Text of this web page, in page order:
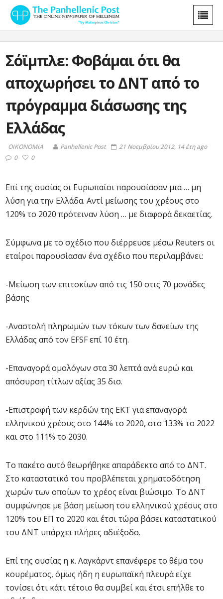
Σόϊμπλε: Φοβάμαι ότι θα
αποχωρήσει το ΔΝΤ από το
πρόγραμμα διάσωσης της
Ελλάδας
ΟΙΚΟΝΟΜΙΑ Panhellenic Post
21 Νοεμβρίου 2012, 14 έτη ago
0
0
Επί της ουσίας οι Ευρωπαίοι παρουσίασαν μια … μη
λύση για την Ελλάδα. Αντί μείωσης του χρέους στο
120% το 2020 πρότειναν λύση … με διαφορά δεκαετίας.
Σύμφωνα με το σχέδιο που διέρρευσε μέσω Reuters οι
εταίροι παρουσίασαν ένα σχέδιο που περιλαμβάνει:
-Μείωση των επιτοκίων από τις 150 στις 70 μονάδες
βάσης
-Αναστολή πληρωμών των τόκων των δανείων της
Ελλάδας από τον EFSF επί 10 έτη.
-Επαναγορά ομολόγων στα 30 λεπτά ανά ευρώ και
απόσυρση τίτλων αξίας 35 δισ.
-Επιστροφή των κερδών της ΕΚΤ για επαναγορά
ελληνικού χρέους στο 144% το 2020, στο 133% το 2022
και στο 111% το 2030.
Το πακέτο αυτό θεωρήθηκε απαράδεκτο από το ΔΝΤ.
Στο καταστατικό του προβλέπεται χρηματοδότηση
χωρών των οποίων το χρέος είναι βιώσιμο. Το ΔΝΤ
συμφώνησε με βάση μείωση του ελληνικού χρέους στο
120% του ΕΠ το 2020 και έτσι τώρα βάσει καταστατικού
του ΔΝΤ υπάρχει πλήρες αδιέξοδο.
Επί της ουσίας η κ. Λαγκάρντ επανέφερε το θέμα του
κουρέματος, όμως ήδη η ευρωπαϊκή πλευρά είχε
τονίσει ότι κάτι τέτοιο θα συμβεί και έτσι επήλθε το